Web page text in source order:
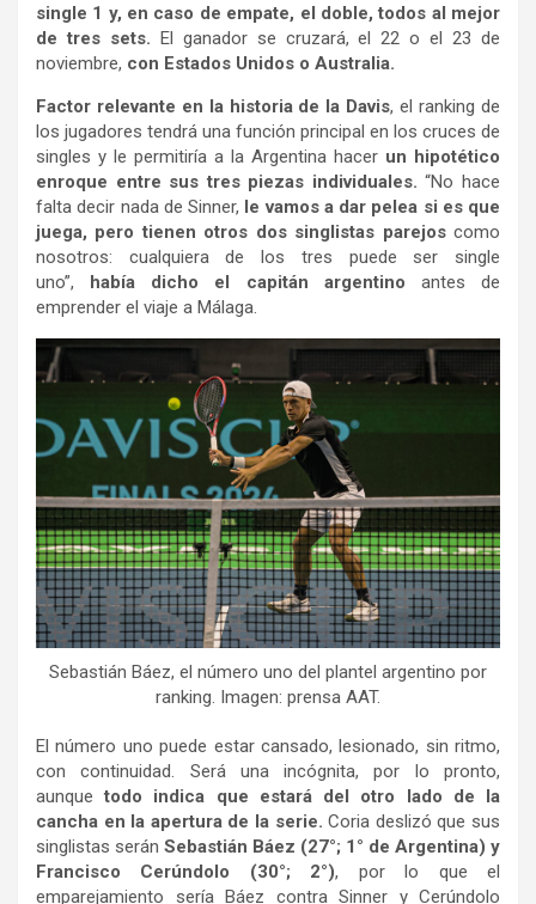
single 1 y, en caso de empate, el doble, todos al mejor
de tres sets. El ganador se cruzará, el 22 o el 23 de
noviembre, con Estados Unidos o Australia.
Factor relevante en la historia de la Davis, el ranking de
los jugadores tendrá una función principal en los cruces de
singles y le permitiría a la Argentina hacer un hipotético
enroque entre sus tres piezas individuales.“No hace
falta decir nada de Sinner, le vamos a dar pelea si es que
juega, pero tienen otros dos singlistas parejos como
nosotros: cualquiera de los tres puede ser single
uno”, había dicho el capitán argentino antes de
emprender el viaje a Málaga.
Sebastián Báez, el número uno del plantel argentino por
ranking. Imagen: prensa AAT.
El número uno puede estar cansado, lesionado, sin ritmo,
con continuidad. Será una incógnita, por lo pronto,
aunquetodo indica que estará del otro lado de la
cancha en la apertura de la serie.Coria deslizó que sus
singlistas serán Sebastián Báez (27°; 1° de Argentina) y
Francisco Cerúndolo (30°; 2°), por lo que el
emparejamiento sería Báez contra Sinner y Cerúndolo